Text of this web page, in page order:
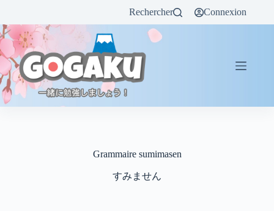
Rechercher Connexion
Grammaire sumimasen
すみません